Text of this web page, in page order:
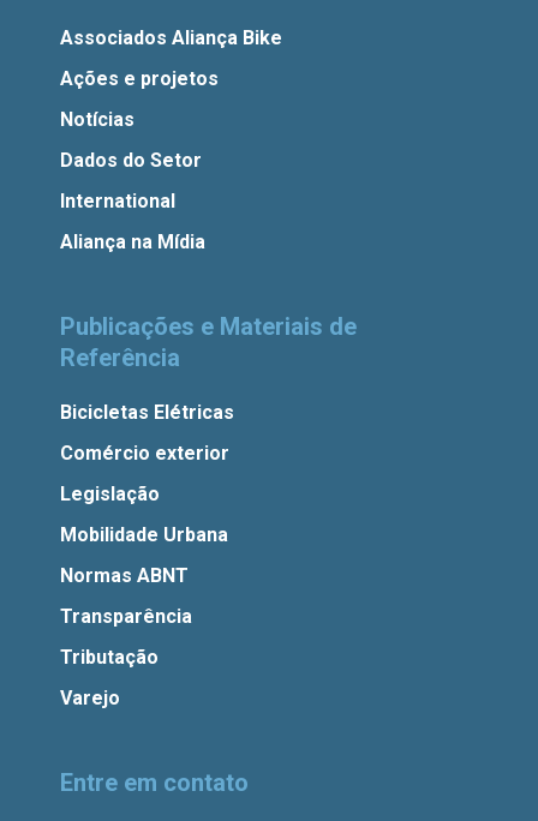
Associados Aliança Bike
Ações e projetos
Notícias
Dados do Setor
International
Aliança na Mídia
Publicações e Materiais de
Referência
Bicicletas Elétricas
Comércio exterior
Legislação
Mobilidade Urbana
Normas ABNT
Transparência
Tributação
Varejo
Entre em contato